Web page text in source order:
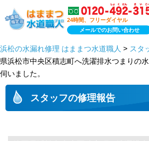
24時間、フリーダイヤル
メールでのお問い合わせ
浜松の水漏れ修理 はままつ水道職人 > スタ
県浜松市中央区積志町へ洗濯排水つまりの
伺いました。
スタッフの修理報告